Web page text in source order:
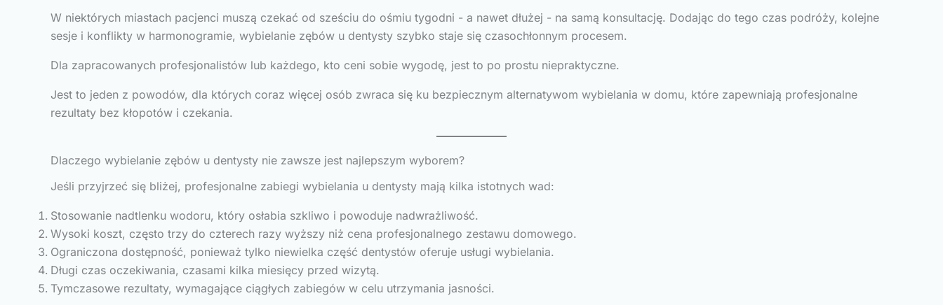
W niektórych miastach pacjenci muszą czekać od sześciu do ośmiu tygodni - a nawet dłużej - na samą konsultację. Dodając do tego czas podróży, kolejne
sesje i konflikty w harmonogramie, wybielanie zębów u dentysty szybko staje się czasochłonnym procesem.
Dla zapracowanych profesjonalistów lub każdego, kto ceni sobie wygodę, jest to po prostu niepraktyczne.
Jest to jeden z powodów, dla których coraz więcej osób zwraca się ku bezpiecznym alternatywom wybielania w domu, które zapewniają profesjonalne
rezultaty bez kłopotów i czekania.
Dlaczego wybielanie zębów u dentysty nie zawsze jest najlepszym wyborem?
Jeśli przyjrzeć się bliżej, profesjonalne zabiegi wybielania u dentysty mają kilka istotnych wad:
Stosowanie nadtlenku wodoru, który osłabia szkliwo i powoduje nadwrażliwość.
Wysoki koszt, często trzy do czterech razy wyższy niż cena profesjonalnego zestawu domowego.
Ograniczona dostępność, ponieważ tylko niewielka część dentystów oferuje usługi wybielania.
Długi czas oczekiwania, czasami kilka miesięcy przed wizytą.
Tymczasowe rezultaty, wymagające ciągłych zabiegów w celu utrzymania jasności.